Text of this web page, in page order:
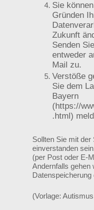
Sie
Gründen
Zukunft
Senden
entweder
Mail zu.
Verstöße
Sie dem
Bayern
(https://
.html)
Sollten Sie mit
einverstanden
(per Post oder E-
Andernfalls gehen
(Vorlage: